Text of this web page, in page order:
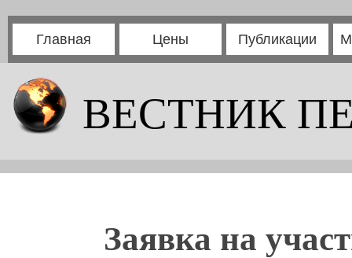
Главная Цены Публикации
ВЕСТНИК
Заявка на